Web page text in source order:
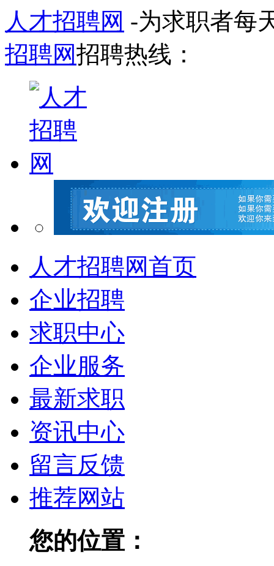
人才招聘网 -为求职者每
招聘网招聘热线：
人才招聘网首页
企业招聘
求职中心
企业服务
最新求职
资讯中心
留言反馈
推荐网站
您的位置：